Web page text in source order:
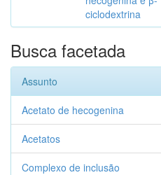
ciclodextrina
Busca facetada
Assunto
Acetato de hecogenina
Acetatos
Complexo de inclusão